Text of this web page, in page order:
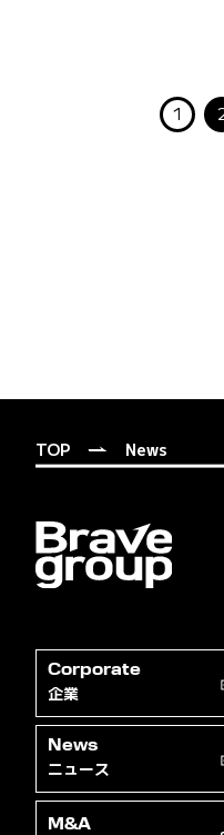
1
TOP News
Corporate
企業
News
ニュース
M&A